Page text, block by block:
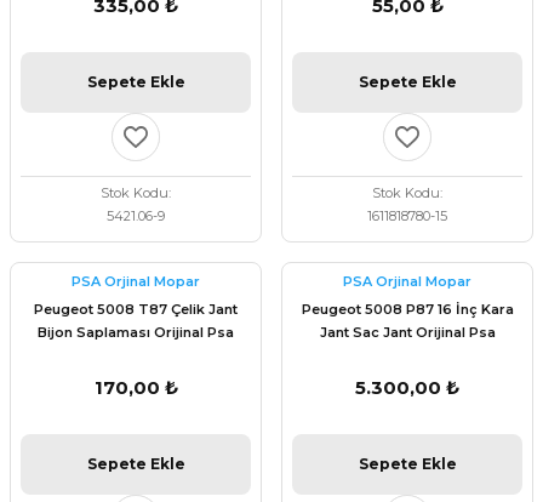
335,00 ₺
Sepete Ekle
Stok Kodu
5421.06-9
55,00 ₺
Sepete Ekle
Stok Kodu
1611818780-15
PSA Orjinal Mopar
Peugeot 5008 T87 Çelik Jant
Bijon Saplaması Orijinal Psa
170,00 ₺
Sepete Ekle
PSA Orjinal Mopar
Peugeot 5008 P87 16 İnç Kara
Jant Sac Jant Orijinal Psa
5.300,00 ₺
Sepete Ekle